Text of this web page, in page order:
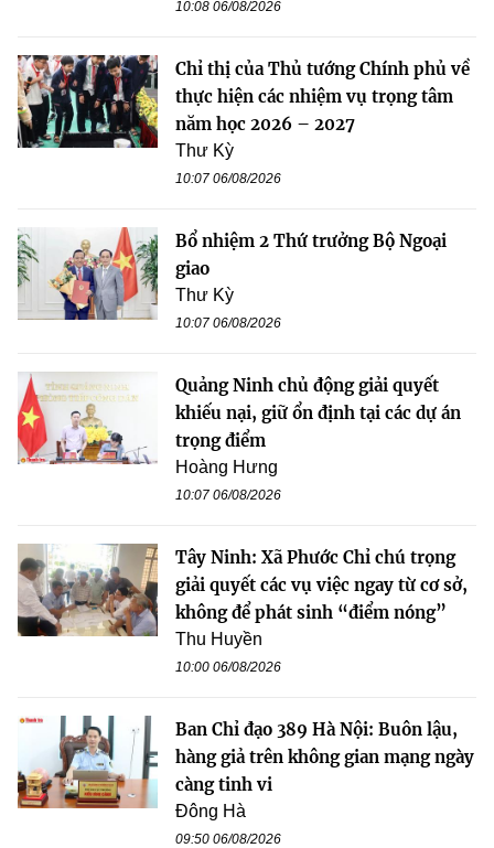
10:08 06/08/2026
Chỉ thị của Thủ tướng Chính phủ về
thực hiện các nhiệm vụ trọng tâm
năm học 2026 – 2027
Thư Kỳ
10:07 06/08/2026
Bổ nhiệm 2 Thứ trưởng Bộ Ngoại
giao
Thư Kỳ
10:07 06/08/2026
Quảng Ninh chủ động giải quyết
khiếu nại, giữ ổn định tại các dự án
trọng điểm
Hoàng Hưng
10:07 06/08/2026
Tây Ninh: Xã Phước Chỉ chú trọng
giải quyết các vụ việc ngay từ cơ sở,
không để phát sinh “điểm nóng”
Thu Huyền
10:00 06/08/2026
Ban Chỉ đạo 389 Hà Nội: Buôn lậu,
hàng giả trên không gian mạng ngày
càng tinh vi
Đông Hà
09:50 06/08/2026